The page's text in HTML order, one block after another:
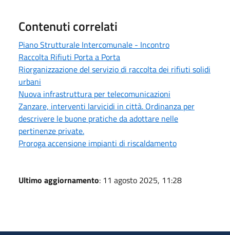
Contenuti correlati
Piano Strutturale Intercomunale - Incontro
Raccolta Rifiuti Porta a Porta
Riorganizzazione del servizio di raccolta dei rifiuti solidi
urbani
Nuova infrastruttura per telecomunicazioni
Zanzare, interventi larvicidi in città. Ordinanza per
descrivere le buone pratiche da adottare nelle
pertinenze private.
Proroga accensione impianti di riscaldamento
Ultimo aggiornamento: 11 agosto 2025, 11:28